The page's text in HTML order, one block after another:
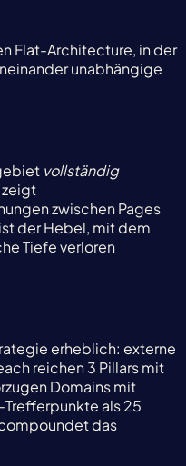
Flat-Architecture, in der
unabhängige
vollständig
zwischen Pages
der Hebel, mit dem
Tiefe verloren
erheblich: externe
reichen 3 Pillars mit
Domains mit
als 25
das